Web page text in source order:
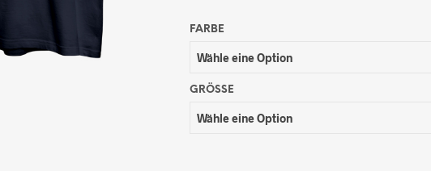
FARBE
GRÖSSE